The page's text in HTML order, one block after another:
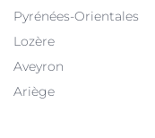
Pyrénées-Orientales
Lozère
Aveyron
Ariège